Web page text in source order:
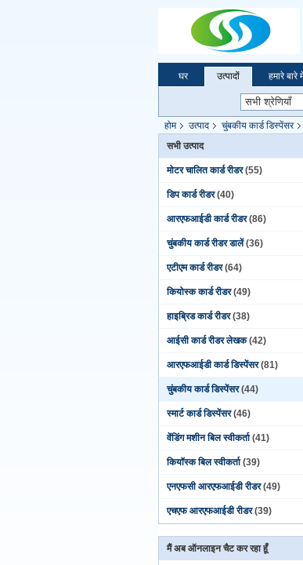
घर उत्पादों हमारे बारे
होम उत्पाद चुंबकीय कार्ड डिस्पेंसर
सभी उत्पाद
मोटर चालित कार्ड रीडर (55)
डिप कार्ड रीडर (40)
आरएफआईडी कार्ड रीडर (86)
चुंबकीय कार्ड रीडर डालें (36)
एटीएम कार्ड रीडर (64)
कियोस्क कार्ड रीडर (49)
हाइब्रिड कार्ड रीडर (38)
आईसी कार्ड रीडर लेखक (42)
आरएफआईडी कार्ड डिस्पेंसर (81)
चुंबकीय कार्ड डिस्पेंसर (44)
स्मार्ट कार्ड डिस्पेंसर (46)
वेंडिंग मशीन बिल स्वीकर्ता (41)
कियॉस्क बिल स्वीकर्ता (39)
एनएफसी आरएफआईडी रीडर (49)
एचएफ आरएफआईडी रीडर (39)
मैं अब ऑनलाइन चैट कर रहा हूँ